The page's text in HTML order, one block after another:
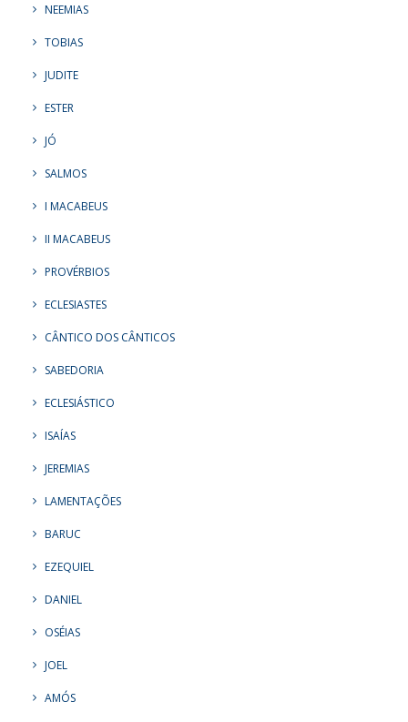
NEEMIAS
TOBIAS
JUDITE
ESTER
JÓ
SALMOS
I MACABEUS
II MACABEUS
PROVÉRBIOS
ECLESIASTES
CÂNTICO DOS CÂNTICOS
SABEDORIA
ECLESIÁSTICO
ISAÍAS
JEREMIAS
LAMENTAÇÕES
BARUC
EZEQUIEL
DANIEL
OSÉIAS
JOEL
AMÓS